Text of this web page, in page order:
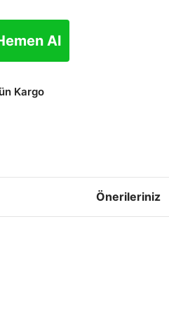
Al
Kargo
Önerileriniz